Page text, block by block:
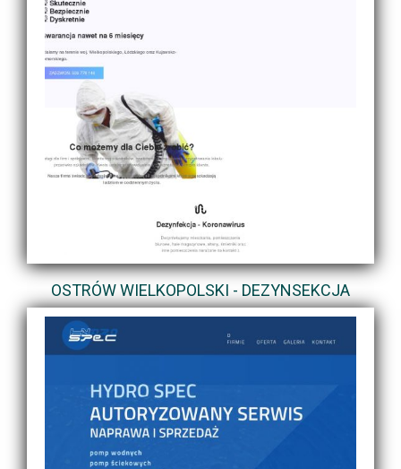
OSTRÓW WIELKOPOLSKI - DEZYNSEKCJA